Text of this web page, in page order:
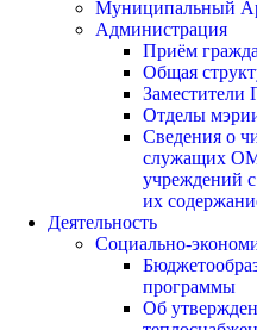
Муниципальный
Администрация
Приём
Общая
Заместители
Отделы
Сведения о
служащих
учреждений с
их
Деятельность
Социально-
программы
Об